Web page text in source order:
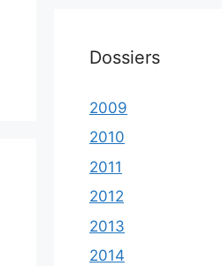
Dossiers
2009
2010
2011
2012
2013
2014